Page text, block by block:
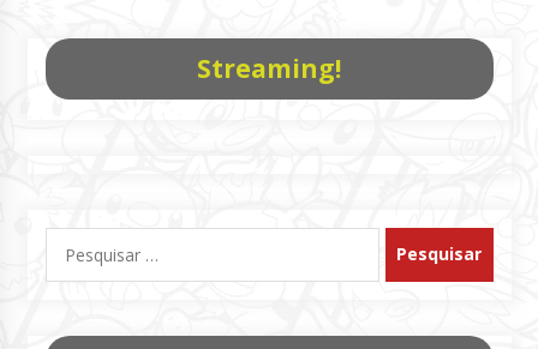
Streaming!
por: